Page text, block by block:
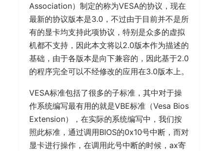
Association）制定的称为VESA的协议，现在
最新的协议版本是3.0，不过由于目前并不是所
有的显卡均支持此项协议，特别是众多的虚拟
机都不支持，因此本文将以2.0版本作为描述的
基础，由于各版本是向下兼容的，因此基于2.0
的程序完全可以不经修改的应用在3.0版本上。
VESA标准包括了很多的子标准，其中对于操
作系统编写最有用的就是VBE标准（Vesa Bios
Extension），在实际的系统编写中，我们按
照此标准，通过调用BIOS的0x10号中断，而对
显卡进行操作，在调用此号中断的时候，ax寄